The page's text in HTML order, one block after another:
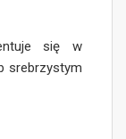
się w
srebrzystym